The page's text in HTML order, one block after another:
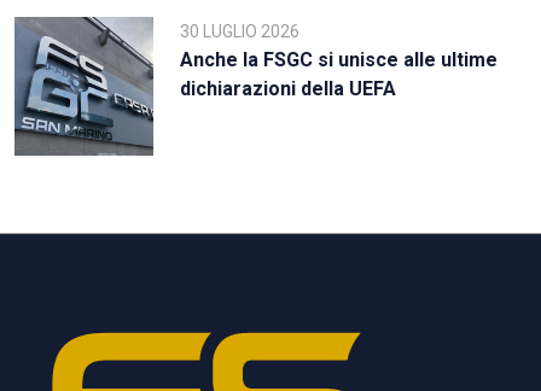
30 LUGLIO 2026
Anche la FSGC si unisce alle ultime
dichiarazioni della UEFA